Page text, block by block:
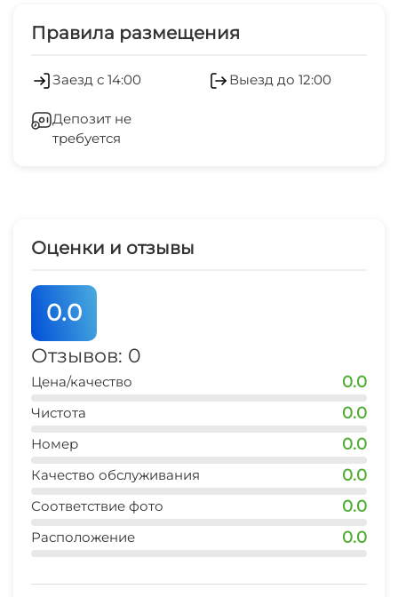
Работает круглогодично
Мангал/барбекю
Правила размещения
Заезд с 14:00 Выезд до 12:00
Депозит не
требуется
Оценки и отзывы
0.0
Отзывов: 0
Цена/качество 0.0
Чистота 0.0
Номер 0.0
Качество обслуживания 0.0
Соответствие фото 0.0
Расположение 0.0